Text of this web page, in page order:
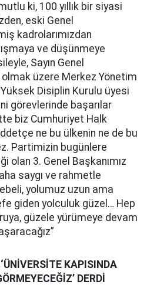
ki, 100 yıllık bir siyasi
eski Genel
kadrolarımızdan
ve düşünmeye
Sayın Genel
olmak üzere Merkez Yönetim
Disiplin Kurulu üyesi
görevlerinde başarılar
biz Cumhuriyet Halk
ne bu ülkenin ne de bu
Partimizin bugünlere
olan 3. Genel Başkanımız
saygı ve rahmetle
yolumuz uzun ama
giden yolculuk güzel… Hep
güzele yürümeye devam
KAPISINDA
DERDİ